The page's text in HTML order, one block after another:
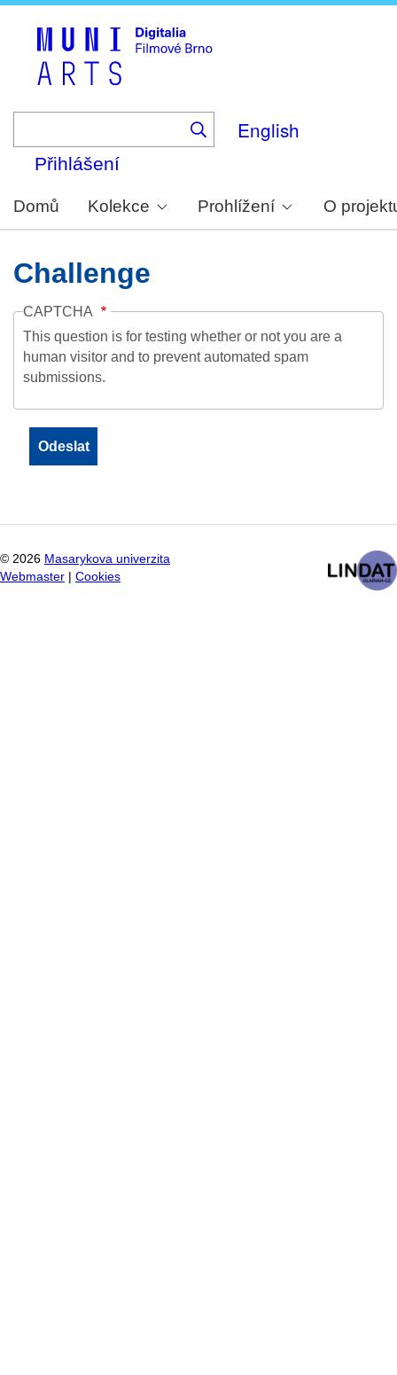
English
Přihlášení
Domů Kolekce Prohlížení O
Challenge
CAPTCHA
This question is for testing whether or not you are a
human visitor and to prevent automated spam
submissions.
© 2026 Masarykova univerzita
Webmaster
Cookies